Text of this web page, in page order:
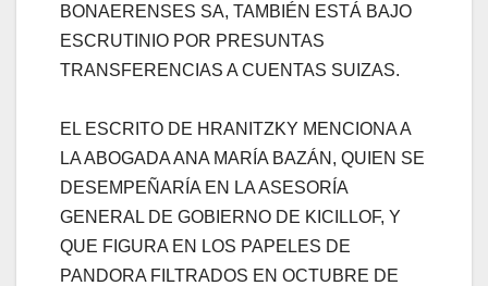
BONAERENSES SA, TAMBIÉN ESTÁ BAJO
ESCRUTINIO POR PRESUNTAS
TRANSFERENCIAS A CUENTAS SUIZAS.
EL ESCRITO DE HRANITZKY MENCIONA A
LA ABOGADA ANA MARÍA BAZÁN, QUIEN SE
DESEMPEÑARÍA EN LA ASESORÍA
GENERAL DE GOBIERNO DE KICILLOF, Y
QUE FIGURA EN LOS PAPELES DE
PANDORA FILTRADOS EN OCTUBRE DE